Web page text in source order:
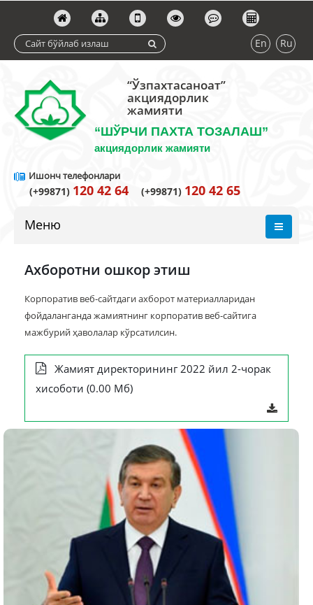
En Ru
“Ўзпахтасаноат”
акциядорлик
жамияти
“ШЎРЧИ ПАХТА ТОЗАЛАШ”
акциядорлик жамияти
Ишонч телефонлари
(+99871) 120 42 64 (+99871) 120 42 65
Меню
Ахборотни ошкор этиш
Корпоратив веб-сайтдаги ахборот материалларидан
фойдаланганда жамиятнинг корпоратив веб-сайтига
мажбурий ҳаволалар кўрсатилсин.
Жамият директорининг 2022 йил 2-чорак
хисоботи (0.00 Мб)